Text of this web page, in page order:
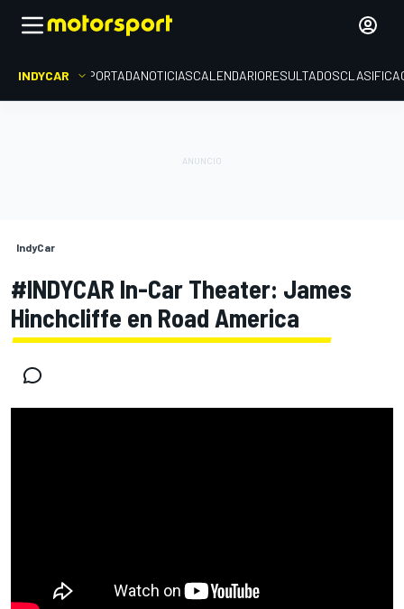
INDYCAR PORTADANOTICIASCALENDARIORESULTADOS
IndyCar
#INDYCAR In-Car Theater: James
Hinchcliffe en Road America